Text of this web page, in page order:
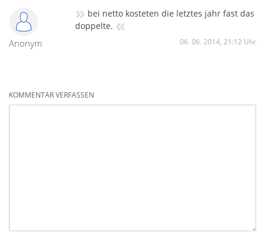
Anonym
» bei netto kosteten die letztes jahr fast das
doppelte. «
06. 06. 2014, 21:12 Uhr
KOMMENTAR VERFASSEN